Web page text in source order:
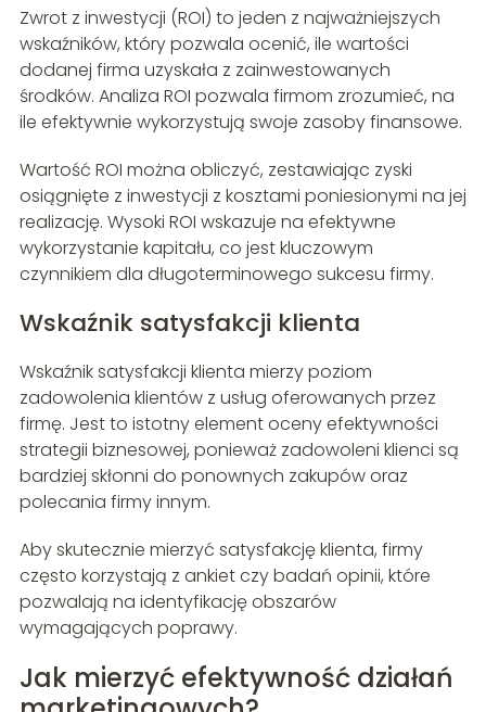
Zwrot z inwestycji (ROI) to jeden z najważniejszych
wskaźników, który pozwala ocenić, ile wartości
dodanej firma uzyskała z zainwestowanych
środków. Analiza ROI pozwala firmom zrozumieć, na
ile efektywnie wykorzystują swoje zasoby finansowe.
Wartość ROI można obliczyć, zestawiając zyski
osiągnięte z inwestycji z kosztami poniesionymi na jej
realizację. Wysoki ROI wskazuje na efektywne
wykorzystanie kapitału, co jest kluczowym
czynnikiem dla długoterminowego sukcesu firmy.
Wskaźnik satysfakcji klienta
Wskaźnik satysfakcji klienta mierzy poziom
zadowolenia klientów z usług oferowanych przez
firmę. Jest to istotny element oceny efektywności
strategii biznesowej, ponieważ zadowoleni klienci są
bardziej skłonni do ponownych zakupów oraz
polecania firmy innym.
Aby skutecznie mierzyć satysfakcję klienta, firmy
często korzystają z ankiet czy badań opinii, które
pozwalają na identyfikację obszarów
wymagających poprawy.
Jak mierzyć efektywność działań